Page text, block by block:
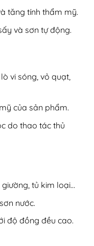
tăng tính thẩm mỹ.
và sơn tự động.
vi sóng, vỏ quạt,
của sản phẩm.
do thao tác thủ
tủ kim loại…
nước.
độ đồng đều cao.